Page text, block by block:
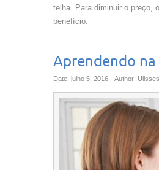
telha. Para diminuir o preço,
benefício.
Aprendendo
Date: julho 5, 2016 Author: